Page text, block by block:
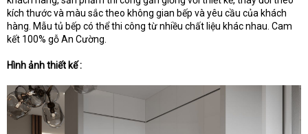
kích thước và màu sắc theo không gian bếp và yêu cầu của khách
hàng. Mẫu tủ bếp có thể thi công từ nhiều chất liệu khác nhau. Cam
kết 100% gỗ An Cường.
Hình ảnh thiết kế :